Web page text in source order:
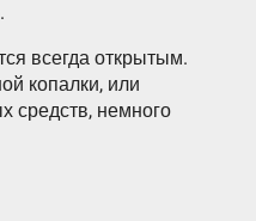
всегда открытым.
копалки, или
средств, немного